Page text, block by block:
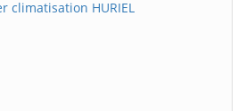
climatisation HURIEL